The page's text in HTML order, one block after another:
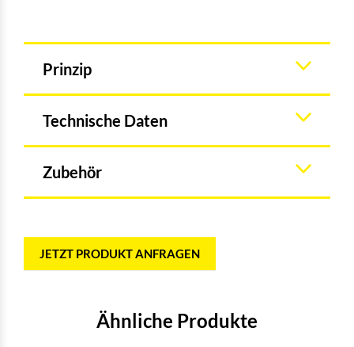
Prinzip
Technische Daten
Zubehör
JETZT PRODUKT ANFRAGEN
Ähnliche Produkte